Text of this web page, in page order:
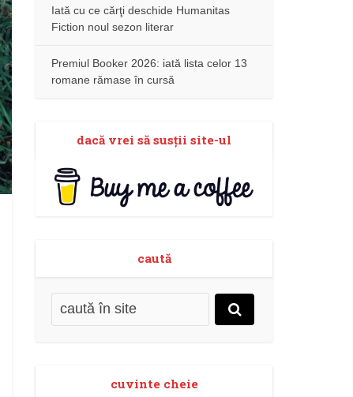
Iată cu ce cărţi deschide Humanitas
Fiction noul sezon literar
Premiul Booker 2026: iată lista celor 13
romane rămase în cursă
dacă vrei să susţii site-ul
caută
cuvinte cheie